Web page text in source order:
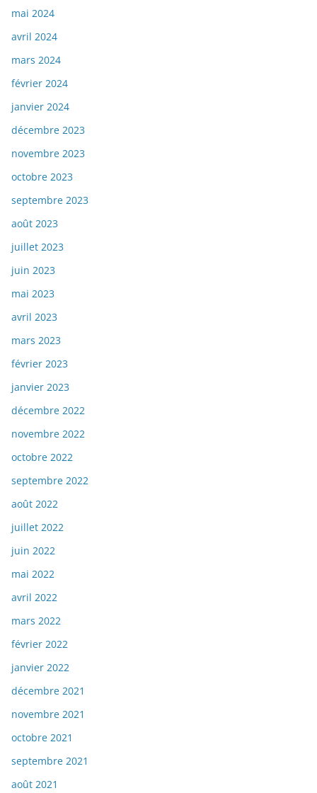
mai 2024
avril 2024
mars 2024
février 2024
janvier 2024
décembre 2023
novembre 2023
octobre 2023
septembre 2023
août 2023
juillet 2023
juin 2023
mai 2023
avril 2023
mars 2023
février 2023
janvier 2023
décembre 2022
novembre 2022
octobre 2022
septembre 2022
août 2022
juillet 2022
juin 2022
mai 2022
avril 2022
mars 2022
février 2022
janvier 2022
décembre 2021
novembre 2021
octobre 2021
septembre 2021
août 2021